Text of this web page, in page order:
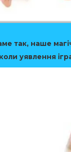
так, наше
уявлення